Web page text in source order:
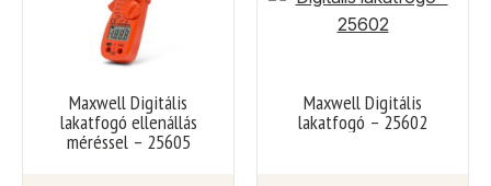
Maxwell Digitális
lakatfogó ellenállás
méréssel – 25605
Maxwell Digitális
lakatfogó – 25602